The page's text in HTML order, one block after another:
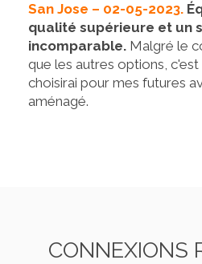
San Jose – 02-05-2023.
qualité supérieure et un
incomparable. Malgré le
que les autres options,
choisirai pour mes futures
aménagé.
CONNEXIONS